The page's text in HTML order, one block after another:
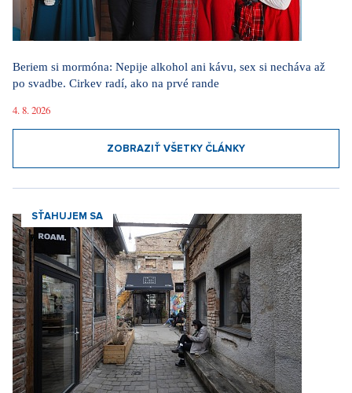
Beriem si mormóna: Nepije alkohol ani kávu, sex si necháva až
po svadbe. Cirkev radí, ako na prvé rande
4. 8. 2026
ZOBRAZIŤ VŠETKY ČLÁNKY
SŤAHUJEM SA